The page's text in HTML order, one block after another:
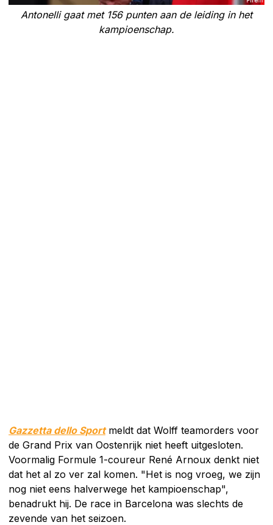
Antonelli gaat met 156 punten aan de leiding in het
kampioenschap.
Gazzetta dello Sportmeldt dat Wolff teamorders voor
de Grand Prix van Oostenrijk niet heeft uitgesloten.
Voormalig Formule 1-coureur René Arnoux denkt niet
dat het al zo ver zal komen. "Het is nog vroeg, we zijn
nog niet eens halverwege het kampioenschap",
benadrukt hij. De race in Barcelona was slechts de
zevende van het seizoen.